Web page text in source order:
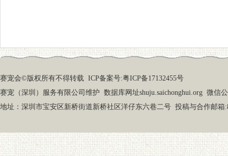
赛宠会©版权所有不得转载 ICP备案号:粤ICP备17132455号
赛宠（深圳）服务有限公司维护 数据库网址shuju.saichonghui.org 微信公
地址：深圳市宝安区新桥街道新桥社区洋仔东六巷二号 投稿与合作邮箱